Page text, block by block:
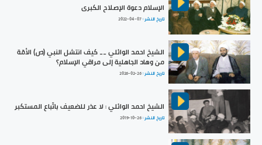
الإسلام دعوة الإصلاح الكبرى
تاريخ النشر :2022-04-07
الشيخ احمد الوائلي __ كيف انتشل النبي (ص) الأمّة
من وهاد الجاهلية إلى مراقي الإسلام؟
تاريخ النشر :2026-02-26
الشيخ احمد الوائلي : لا عذر للضعيف باتّباع المستكبر
تاريخ النشر :2019-10-26